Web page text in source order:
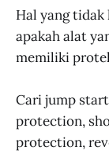
Hal yang
apakah alat
memiliki
Cari jump
protection,
protection,